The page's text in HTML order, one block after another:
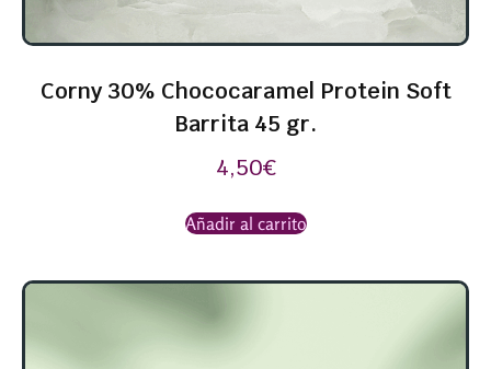
Corny 30% Chococaramel Protein Soft
Barrita 45 gr.
4,50€
Añadir al carrito